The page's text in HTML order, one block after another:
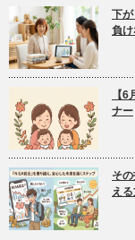
下
負
【
ナー
そ
え